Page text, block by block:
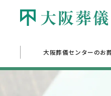
大阪葬儀センターのお